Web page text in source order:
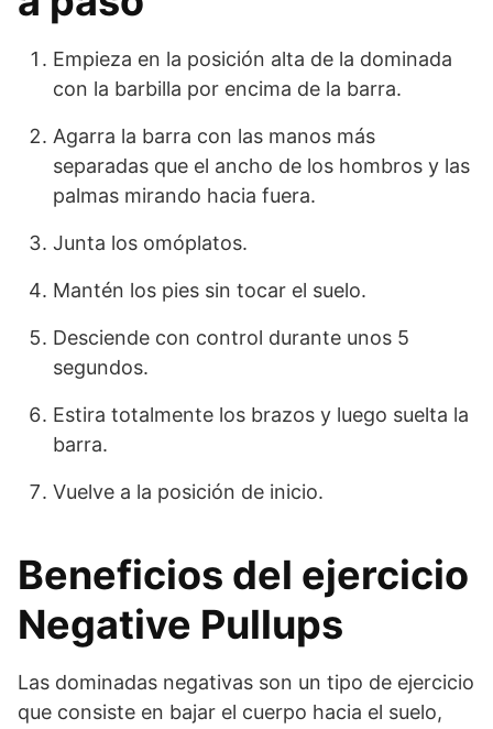
Empieza en la posición alta de la dominada
con la barbilla por encima de la barra.
Agarra la barra con las manos más
separadas que el ancho de los hombros y las
palmas mirando hacia fuera.
Junta los omóplatos.
Mantén los pies sin tocar el suelo.
Desciende con control durante unos 5
segundos.
Estira totalmente los brazos y luego suelta la
barra.
Vuelve a la posición de inicio.
Beneficios del ejercicio
Negative Pullups
Las dominadas negativas son un tipo de ejercicio
que consiste en bajar el cuerpo hacia el suelo,